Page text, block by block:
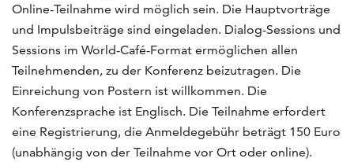
Online-Teilnahme wird möglich sein. Die Hauptvorträge
und Impulsbeiträge sind eingeladen. Dialog-Sessions und
Sessions im World-Café-Format ermöglichen allen
Teilnehmenden, zu der Konferenz beizutragen. Die
Einreichung von Postern ist willkommen. Die
Konferenzsprache ist Englisch. Die Teilnahme erfordert
eine Registrierung, die Anmeldegebühr beträgt 150 Euro
(unabhängig von der Teilnahme vor Ort oder online).